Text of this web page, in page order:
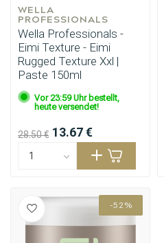
WELLA
PROFESSIONALS
Wella Professionals -
Eimi Texture - Eimi
Rugged Texture Xxl |
Paste 150ml
Vor 23:59 Uhr bestellt,
heute versendet!
28.50 € 13.67 €
-52%